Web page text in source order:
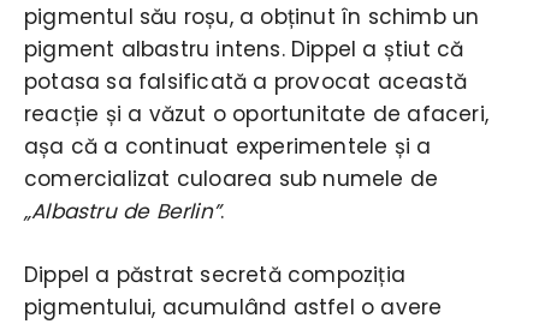
pigmentul său roșu, a obținut în schimb un
pigment albastru intens. Dippel a știut că
potasa sa falsificată a provocat această
reacție și a văzut o oportunitate de afaceri,
așa că a continuat experimentele și a
comercializat culoarea sub numele de
„Albastru de Berlin”.
Dippel a păstrat secretă compoziția
pigmentului, acumulând astfel o avere